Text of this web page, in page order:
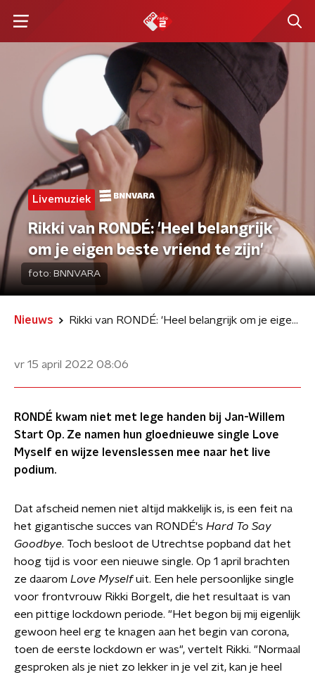
Livemuziek
Rikki van RONDÉ: 'Heel belangrijk
om je eigen beste vriend te zijn'
foto: BNNVARA
Nieuws Rikki van RONDÉ: 'Heel belangrijk om je eigen beste vriend te zijn'
vr 15 april 2022 08:06
RONDÉ kwam niet met lege handen bij Jan-Willem
Start Op. Ze namen hun gloednieuwe single Love
Myself en wijze levenslessen mee naar het live
podium.
Dat afscheid nemen niet altijd makkelijk is, is een feit na
het gigantische succes van RONDÉ's Hard To Say
Goodbye. Toch besloot de Utrechtse popband dat het
hoog tijd is voor een nieuwe single. Op 1 april brachten
ze daarom Love Myselfuit. Een hele persoonlijke single
voor frontvrouw Rikki Borgelt, die het resultaat is van
een pittige lockdown periode. "Het begon bij mij eigenlijk
gewoon heel erg te knagen aan het begin van corona,
toen de eerste lockdown er was", vertelt Rikki. "Normaal
gesproken als je niet zo lekker in je vel zit, kan je heel